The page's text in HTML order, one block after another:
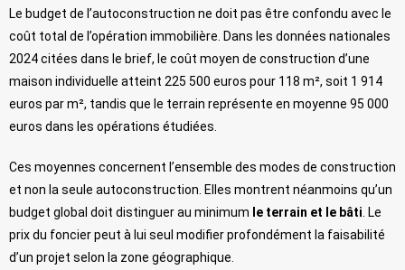
Le budget de l’autoconstruction ne doit pas être confondu avec le
coût total de l’opération immobilière. Dans les données nationales
2024 citées dans le brief, le coût moyen de construction d’une
maison individuelle atteint 225 500 euros pour 118 m², soit 1 914
euros par m², tandis que le terrain représente en moyenne 95 000
euros dans les opérations étudiées.
Ces moyennes concernent l’ensemble des modes de construction
et non la seule autoconstruction. Elles montrent néanmoins qu’un
budget global doit distinguer au minimum le terrain et le bâti . Le
prix du foncier peut à lui seul modifier profondément la faisabilité
d’un projet selon la zone géographique.